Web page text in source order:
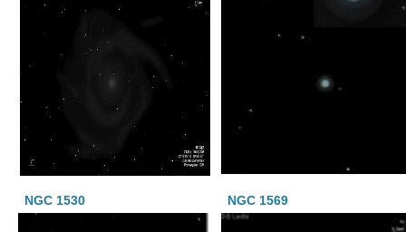
NGC 1530 NGC 1569